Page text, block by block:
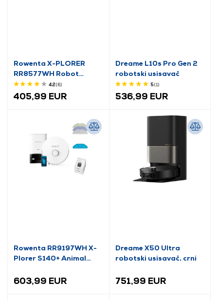
Rowenta X-PLORER
RR8577WH Robot
usisavač
4.2(6)
405,99 EUR
Dreame L10s Pro Gen 2
robotski usisavač
5(1)
536,99 EUR
Rowenta RR9197WH X-
Plorer S140+ Animal
603,99 EUR
Dreame X50 Ultra
robotski usisavač, crni
751,99 EUR